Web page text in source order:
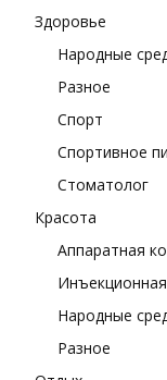
Здоровье
Народные
Разное
Спорт
Спортивное
Стоматолог
Красота
Аппаратная
Народные
Разное